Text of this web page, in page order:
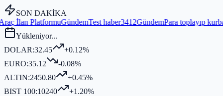
SON DAKİKA
GündemTest haber3412GündemPara toplayıp kurban kesmediği
Yükleniyor...
DOLAR:32.45
+0.12%
EURO:35.12
-0.08%
ALTIN:2450.80
+0.45%
BIST 100:10240 +1.20%